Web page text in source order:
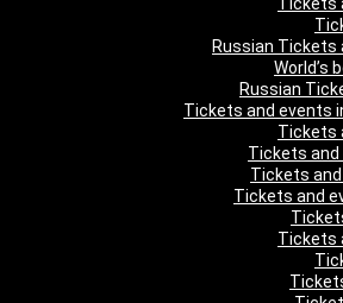
Russian Tickets
World’s
Russian
Tickets and events
Tickets
Tickets and
Tickets
Tickets and
Tickets